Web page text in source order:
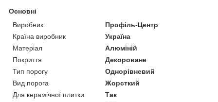
Основні
Виробник
Профіль-Центр
Країна виробник
Україна
Матеріал
Алюміній
Покриття
Декороване
Тип порогу
Однорівневий
Вид порога
Жорсткий
Для керамічної плитки
Так